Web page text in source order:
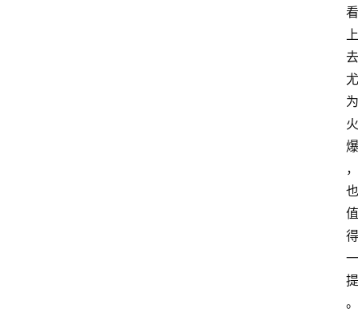
看
上
去
尤
为
火
爆
，
也
值
得
一
提
。